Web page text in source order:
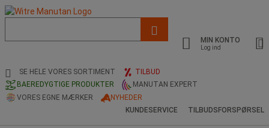
og
søgehistorik
MIN KONTO
Log ind
SE HELE VORES SORTIMENT
TILBUD
BAEREDYGTIGE PRODUKTER
MANUTAN EXPERT
VORES EGNE MÆRKER
NYHEDER
KUNDESERVICE
TILBUDSFORSPØRSEL